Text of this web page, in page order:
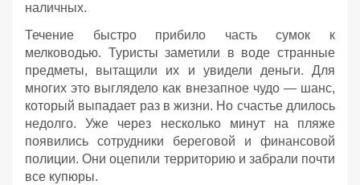
наличных.
Течение быстро прибило часть сумок к
мелководью. Туристы заметили в воде странные
предметы, вытащили их и увидели деньги. Для
многих это выглядело как внезапное чудо — шанс,
который выпадает раз в жизни. Но счастье длилось
недолго. Уже через несколько минут на пляже
появились сотрудники береговой и финансовой
полиции. Они оцепили территорию и забрали почти
все купюры.